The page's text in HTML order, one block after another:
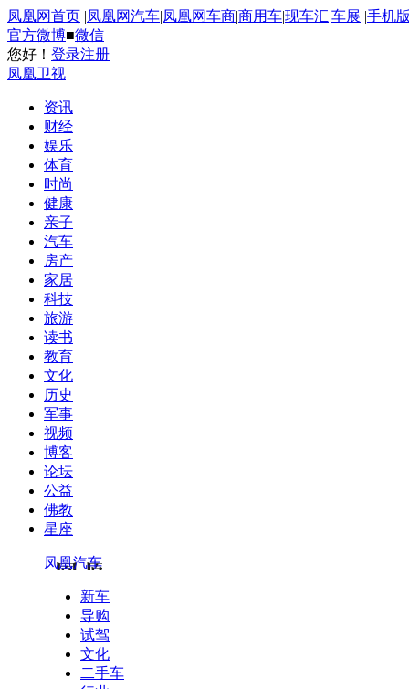
凤凰网首页 |凤凰网汽车|凤凰网车商|商用车|现车汇|车展 |手机
官方微博■微信
您好！ 登录注册
凤凰卫视
资讯
财经
娱乐
体育
时尚
健康
亲子
汽车
房产
家居
科技
旅游
读书
教育
文化
历史
军事
视频
博客
论坛
公益
佛教
星座
凤凰汽车
新车
导购
试驾
文化
二手车